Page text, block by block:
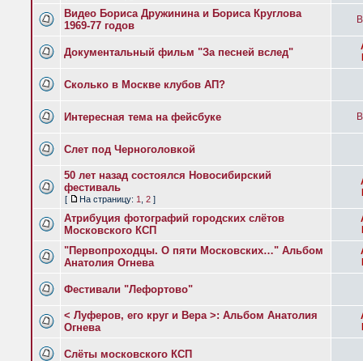
Видео Бориса Дружинина и Бориса Круглова
1969-77 годов
Документальный фильм "За песней вслед"
Сколько в Москве клубов АП?
Интересная тема на фейсбуке
Слет под Черноголовкой
50 лет назад состоялся Новосибирский
фестиваль
[ На страницу: 1 2 ]
Атрибуция фотографий городских слётов
Московского КСП
"Первопроходцы. О пяти Московских…" Альбом
Анатолия Огнева
Фестивали "Лефортово"
< Луферов, его круг и Вера >: Альбом Анатолия
Огнева
Слёты московского КСП